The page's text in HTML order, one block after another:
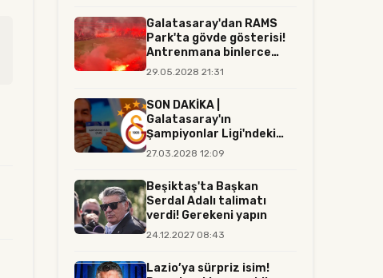
Galatasaray'dan RAMS
Park'ta gövde gösterisi!
Antrenmana binlerce
tara...
29.05.2028 21:31
SON DAKİKA |
Galatasaray'ın
Şampiyonlar Ligi'ndeki
rakibi resmen belli...
27.03.2028 12:09
Beşiktaş'ta Başkan
Serdal Adalı talimatı
verdi! Gerekeni yapın
24.12.2027 08:43
Lazio’ya sürpriz isim!